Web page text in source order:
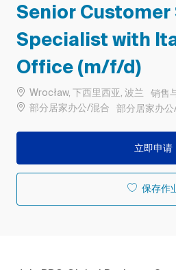
Senior Customer
Specialist with
Office (m/f/d)
位置Wrocław, 下西里西亚, 波兰 类别
销售
部分居家办公/混合
Remote
部分居家办
立即申请
保存作